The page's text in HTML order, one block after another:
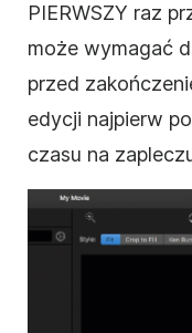
PIERWSZY raz
może wymagać
przed
edycji najpierw
czasu na